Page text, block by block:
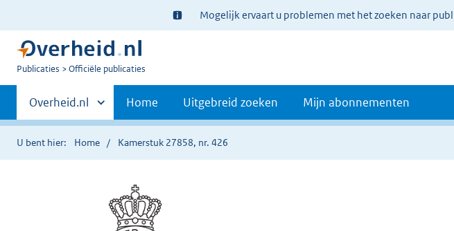
Ter
informatie:
Mogelijk ervaart u problemen met het zoeken naar
U
Publicaties Officiële publicaties
Primaire
navigatie
Andere
sites
binnen
Overheid.nl Home Uitgebreid zoeken Mijn abonnementen
U bent hier: Home Kamerstuk 27858, nr. 426